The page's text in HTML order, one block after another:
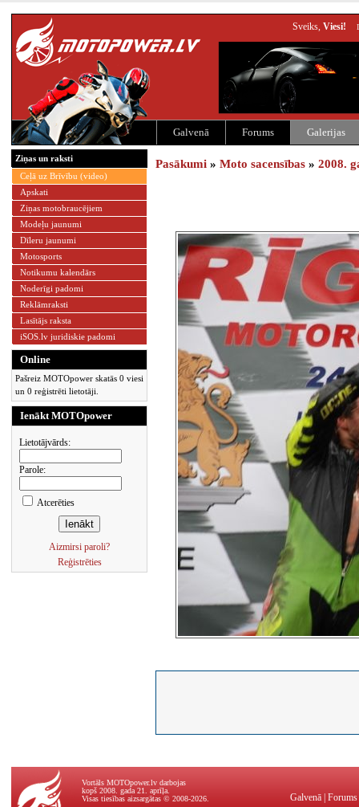
Sveiks, Viesi!
Galvenā Forums Galerijas
Ziņas un raksti
Ceļā uz Brīvību (video)
Apskati
Ziņas motobraucējiem
Modeļu jaunumi
Dīleru jaunumi
Motosports
Notikumu kalendārs
Noderīgi padomi
Reklāmraksti
Lasītājs raksta
iSOS.lv juridiskie padomi
Online
Pašreiz MOTOpower skatās 0 viesi
un 0 reģistrēti lietotāji.
Ienākt MOTOpower
Lietotājvārds:
Parole:
Atcerēties
Aizmirsi paroli?
Reģistrēties
Pasākumi » Moto sacensības » 2008.
Vortāls MOTOpower.lv darbojas
kopš 2008. gada 21. aprīļa.
Visas tiesības aizsargātas © 2008-2026.
Galvenā Forums